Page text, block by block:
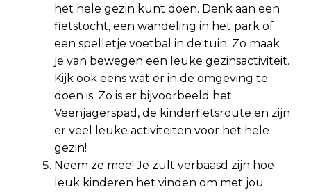
het hele gezin kunt doen. Denk aan een
fietstocht, een wandeling in het park of
een spelletje voetbal in de tuin. Zo maak
je van bewegen een leuke gezinsactiviteit.
Kijk ook eens wat er in de omgeving te
doen is. Zo is er bijvoorbeeld het
Veenjagerspad, de kinderfietsroute en zijn
er veel leuke activiteiten voor het hele
gezin!
Neem ze mee! Je zult verbaasd zijn hoe
leuk kinderen het vinden om met jou